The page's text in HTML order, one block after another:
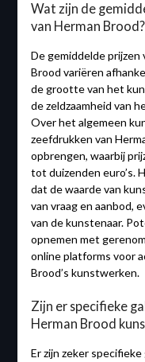
Wat zijn de
van Herman Brood?
De gemiddelde
Brood variëren
de grootte van het
de zeldzaamheid van
Over het algemeen
zeefdrukken van
opbrengen, waarbij
tot duizenden euro’s.
dat de waarde van
van vraag en aanbod,
van de kunstenaar.
opnemen met
online platforms voor
Brood’s kunstwerken.
Zijn er specifieke
Herman Brood
Er zijn zeker